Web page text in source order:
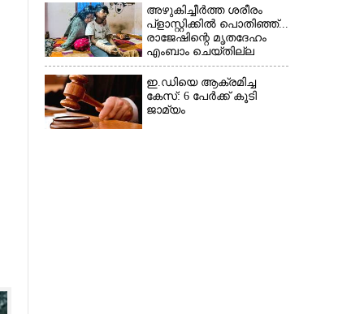
ഹൈക്കോടതി
അഴുകിച്ചീർത്ത ശരീരം
പ്ളാസ്റ്റിക്കിൽ പൊതിഞ്ഞ്...
രാജേഷിന്റെ മൃതദേഹം
എംബാം ചെയ്തില്ല
ഇ.ഡിയെ ആക്രമിച്ച
കേസ്: 6 പേർക്ക് കൂടി
ജാമ്യം